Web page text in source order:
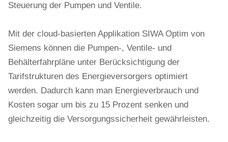
Steuerung der Pumpen und Ventile.
Mit der cloud-basierten Applikation SIWA Optim von
Siemens können die Pumpen-, Ventile- und
Behälterfahrpläne unter Berücksichtigung der
Tarifstrukturen des Energieversorgers optimiert
werden. Dadurch kann man Energieverbrauch und
Kosten sogar um bis zu 15 Prozent senken und
gleichzeitig die Versorgungssicherheit gewährleisten.